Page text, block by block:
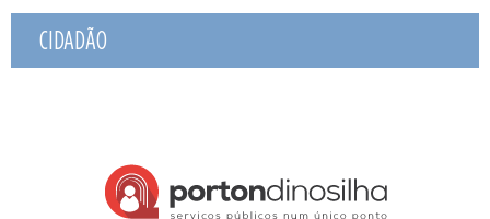
CIDADÃO